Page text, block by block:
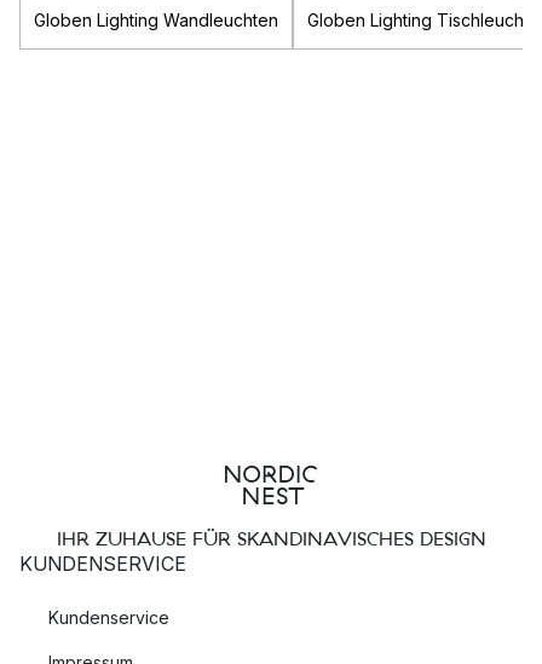
Lighting sind am populärsten?
Würfel trifft Kugel. Die Leuchten der Cube Kollektion wurden
außergewöhnlichen Designs echte Hingucker.
Grace
Die Grace Kollektion wurde von Anna Andersson entworfen
Globen Lighting Wandleuchten Globen Lighting
IHR ZUHAUSE FÜR SKANDINAVISCHES DESIGN
KUNDENSERVICE
Kundenservice